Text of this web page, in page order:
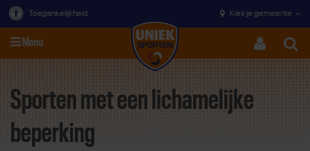
Direct door naar content
Toegankelijkheid Kies je gemeente
Menu
Sporten met een lichamelijke
beperking